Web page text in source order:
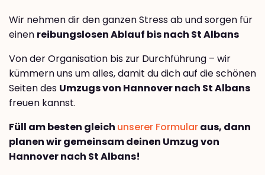
Wir nehmen dir den ganzen Stress ab und sorgen für
einen reibungslosen Ablauf bis nach St Albans
Von der Organisation bis zur Durchführung – wir
kümmern uns um alles, damit du dich auf die schönen
Seiten des Umzugs von Hannover nach St Albans
freuen kannst.
Füll am besten gleich unserer Formularaus, dann
planen wir gemeinsam deinen Umzug von
Hannover nach St Albans!